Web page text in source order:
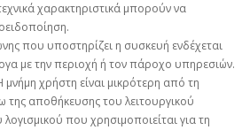
χαρακτηριστικά μπορούν να
που υποστηρίζει η συσκευή ενδέχεται
με την περιοχή ή τον πάροχο υπηρεσιών.
μνήμη χρήστη είναι μικρότερη από τη
της αποθήκευσης του λειτουργικού
που χρησιμοποιείται για τη